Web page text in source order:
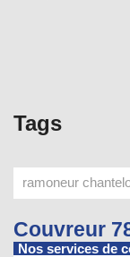
Tags
Couvreur
Nos services de